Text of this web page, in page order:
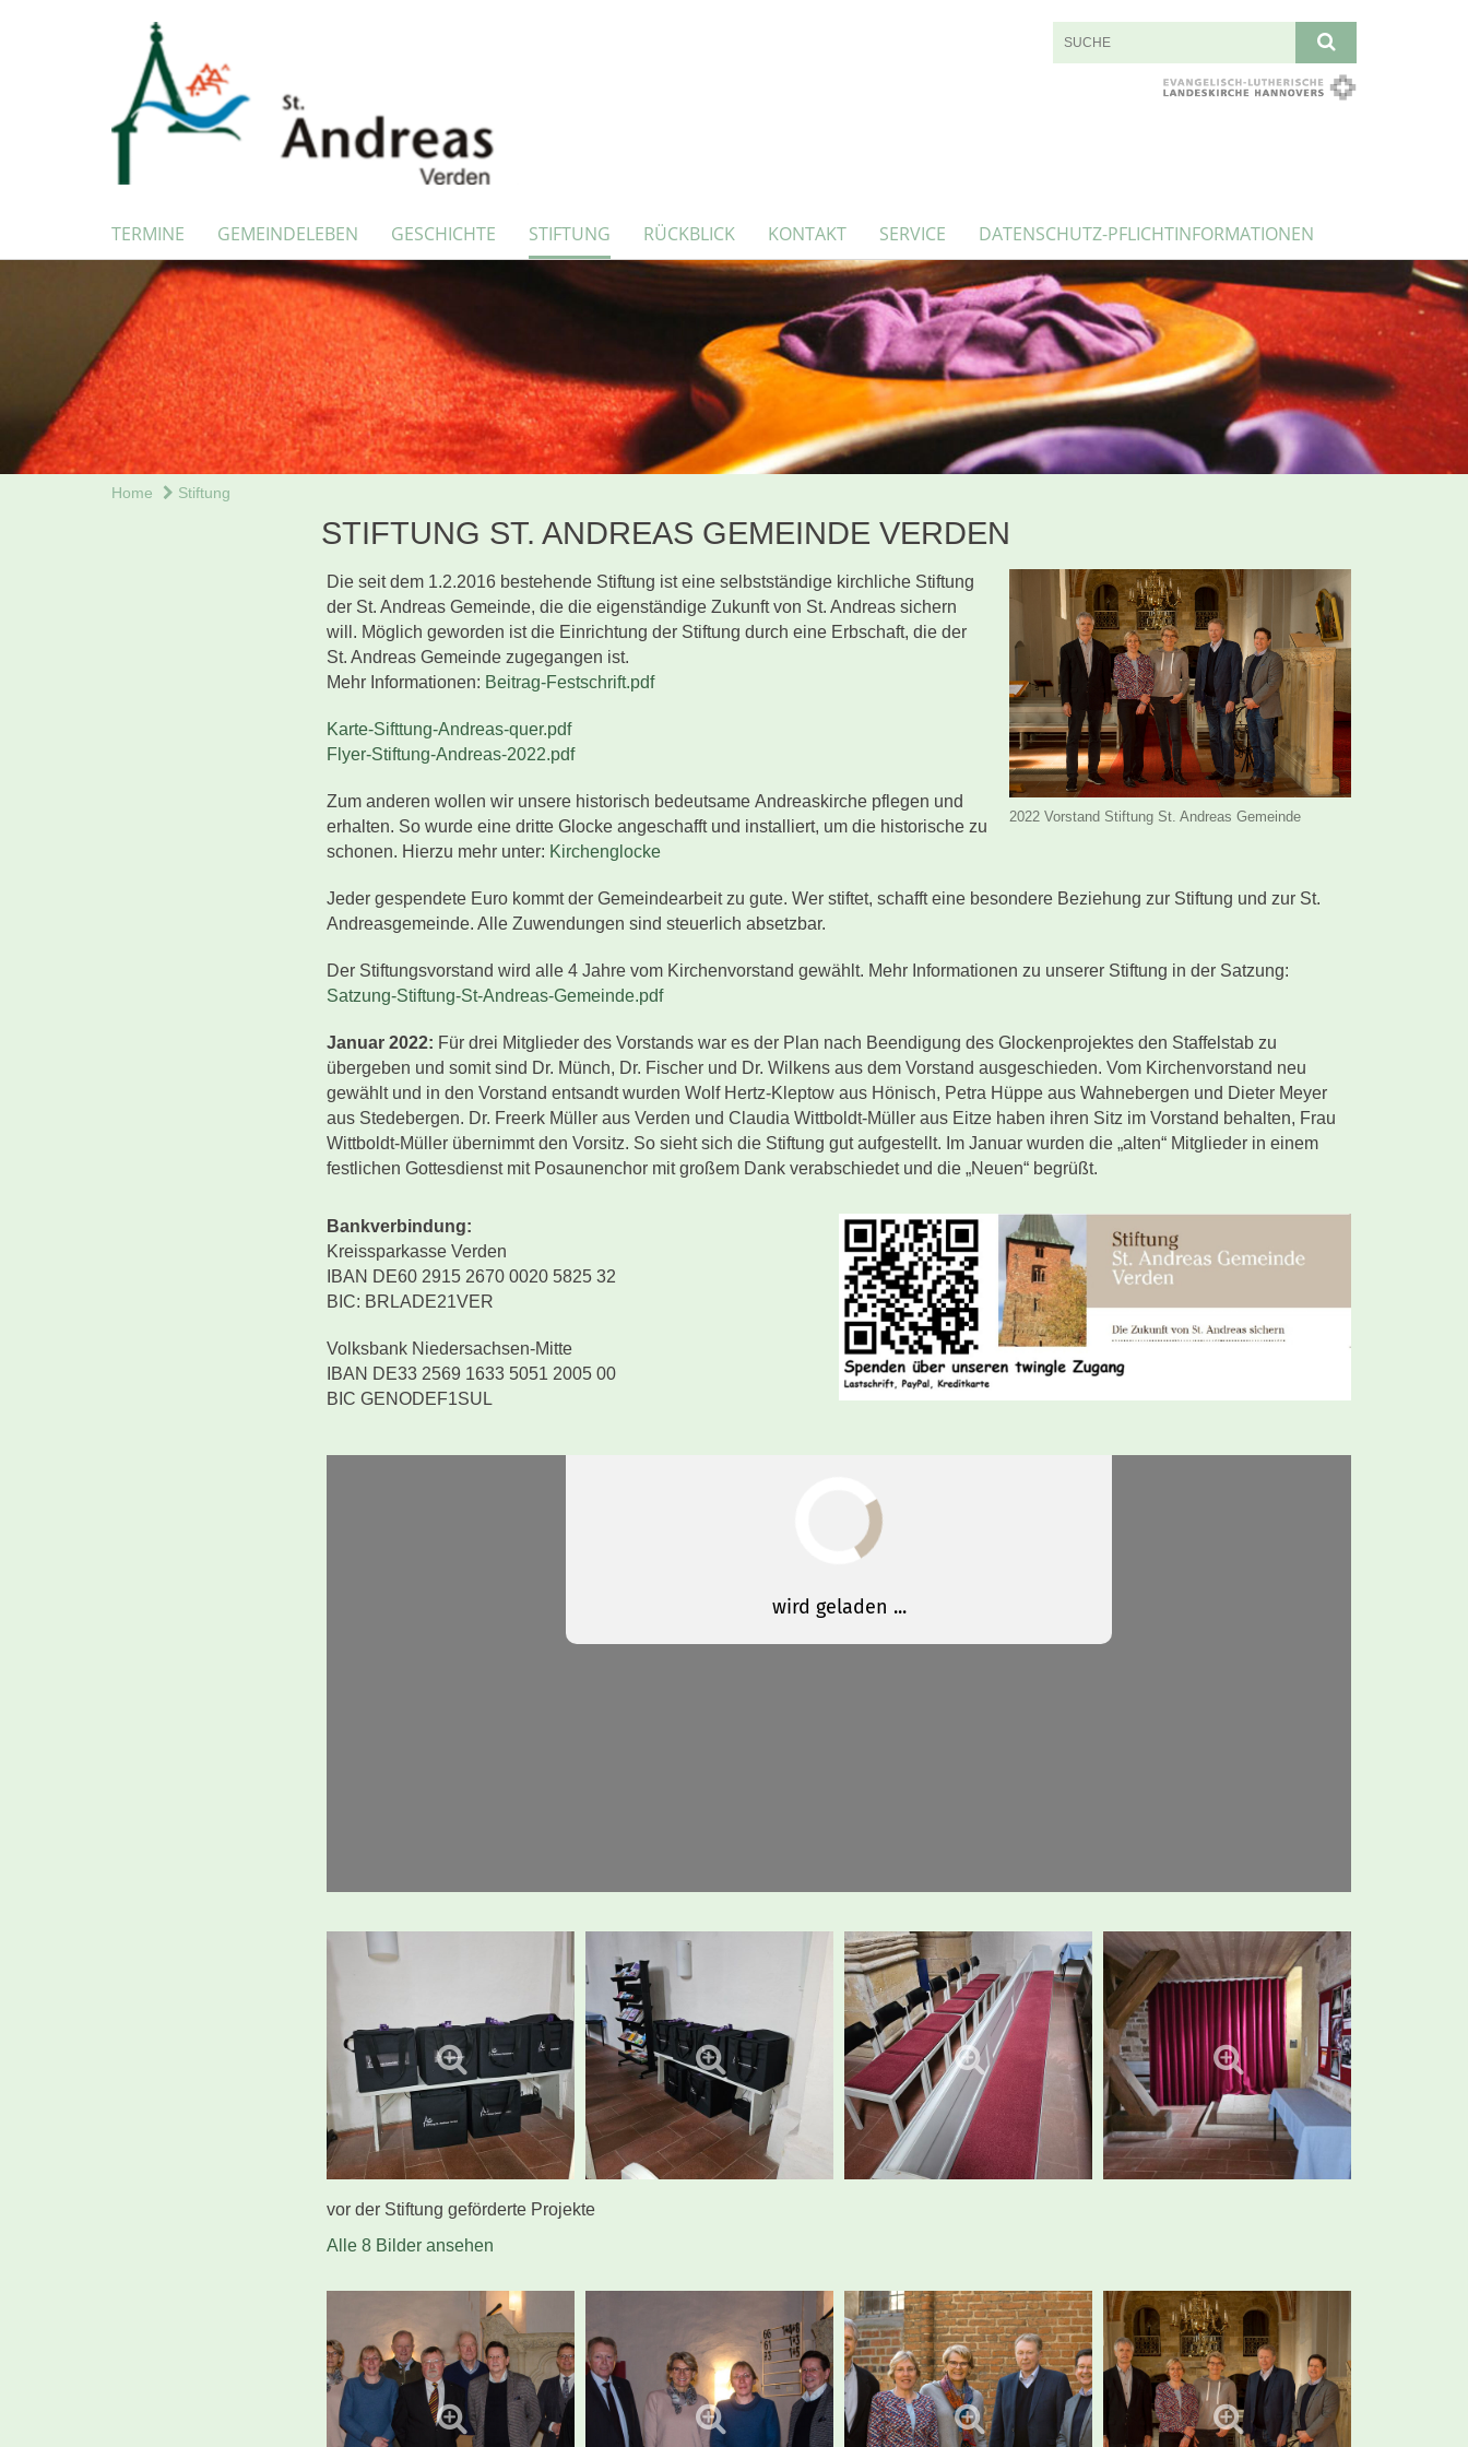
TERMINE GEMEINDELEBEN GESCHICHTE STIFTUNG RÜCKBLICK KONTAKT SERVICE DATENSCHUTZ-PFLICHTINFORMATIONEN
Home Stiftung
STIFTUNG ST. ANDREAS GEMEINDE VERDEN
2022 Vorstand Stiftung St. Andreas Gemeinde
Die seit dem 1.2.2016 bestehende Stiftung ist eine selbstständige kirchliche Stiftung
der St. Andreas Gemeinde, die die eigenständige Zukunft von St. Andreas sichern
will. Möglich geworden ist die Einrichtung der Stiftung durch eine Erbschaft, die der
St. Andreas Gemeinde zugegangen ist.
Mehr Informationen: Beitrag-Festschrift.pdf
Karte-Sifttung-Andreas-quer.pdf
Flyer-Stiftung-Andreas-2022.pdf
Zum anderen wollen wir unsere historisch bedeutsame Andreaskirche pflegen und
erhalten. So wurde eine dritte Glocke angeschafft und installiert, um die historische zu
schonen. Hierzu mehr unter: Kirchenglocke
Jeder gespendete Euro kommt der Gemeindearbeit zu gute. Wer stiftet, schafft eine besondere Beziehung zur Stiftung und zur St.
Andreasgemeinde. Alle Zuwendungen sind steuerlich absetzbar.
Der Stiftungsvorstand wird alle 4 Jahre vom Kirchenvorstand gewählt. Mehr Informationen zu unserer Stiftung in der Satzung:
Satzung-Stiftung-St-Andreas-Gemeinde.pdf
Januar 2022: Für drei Mitglieder des Vorstands war es der Plan nach Beendigung des Glockenprojektes den Staffelstab zu
übergeben und somit sind Dr. Münch, Dr. Fischer und Dr. Wilkens aus dem Vorstand ausgeschieden. Vom Kirchenvorstand neu
gewählt und in den Vorstand entsandt wurden Wolf Hertz-Kleptow aus Hönisch, Petra Hüppe aus Wahnebergen und Dieter Meyer
aus Stedebergen. Dr. Freerk Müller aus Verden und Claudia Wittboldt-Müller aus Eitze haben ihren Sitz im Vorstand behalten, Frau
Wittboldt-Müller übernimmt den Vorsitz. So sieht sich die Stiftung gut aufgestellt. Im Januar wurden die „alten“ Mitglieder in einem
festlichen Gottesdienst mit Posaunenchor mit großem Dank verabschiedet und die „Neuen“ begrüßt.
Bankverbindung:
Kreissparkasse Verden
IBAN DE60 2915 2670 0020 5825 32
BIC: BRLADE21VER
Volksbank Niedersachsen-Mitte
IBAN DE33 2569 1633 5051 2005 00
BIC GENODEF1SUL
vor der Stiftung geförderte Projekte
Alle 8 Bilder ansehen